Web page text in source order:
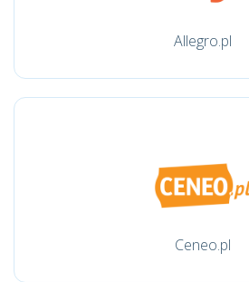
Allegro.pl
Ceneo.pl